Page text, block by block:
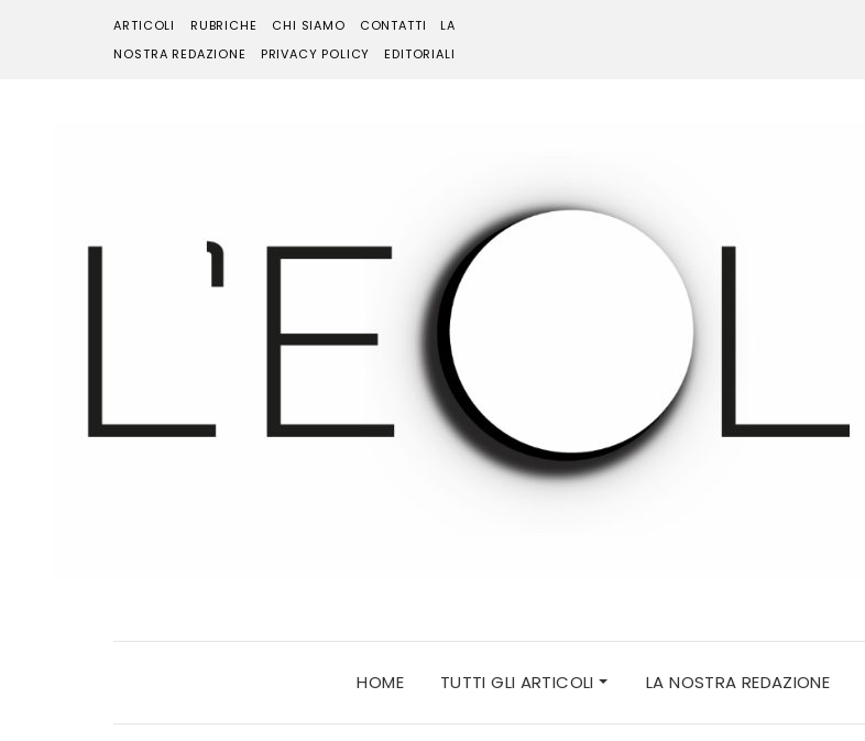
ARTICOLI RUBRICHE CHI SIAMO CONTATTI
LA
NOSTRA REDAZIONE
PRIVACY POLICY EDITORIALI
HOME TUTTI GLI ARTICOLI LA NOSTRA REDAZIONE